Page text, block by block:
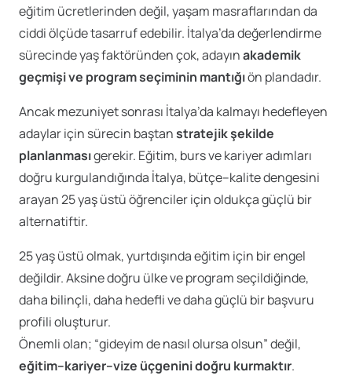
eğitim ücretlerinden değil, yaşam masraflarından da
ciddi ölçüde tasarruf edebilir. İtalya’da değerlendirme
sürecinde yaş faktöründen çok, adayınakademik
geçmişi ve program seçiminin mantığıön plandadır.
Ancak mezuniyet sonrası İtalya’da kalmayı hedefleyen
adaylar için sürecin baştanstratejik şekilde
planlanmasıgerekir. Eğitim, burs ve kariyer adımları
doğru kurgulandığında İtalya, bütçe–kalite dengesini
arayan 25 yaş üstü öğrenciler için oldukça güçlü bir
alternatiftir.
25 yaş üstü olmak, yurtdışında eğitim için bir engel
değildir. Aksine doğru ülke ve program seçildiğinde,
daha bilinçli, daha hedefli ve daha güçlü bir başvuru
profili oluşturur.
Önemli olan; “gideyim de nasıl olursa olsun” değil,
eğitim–kariyer–vize üçgenini doğru kurmaktır.